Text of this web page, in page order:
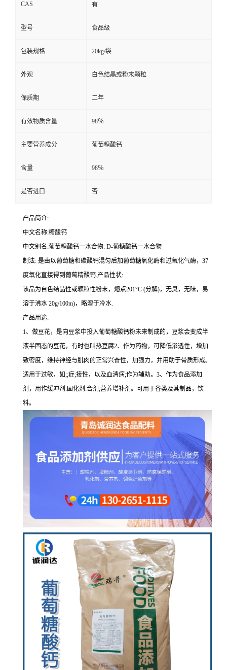
CAS 有
型号 食品级
包装规格 20kg/袋
外观 白色结晶或粉末颗粒
保质期 二年
有效物质含量 98％
主要营养成分 葡萄糖酸钙
含量 98％
是否进口 否
产品简介:
中文名称:糖酸钙
中文别名:葡萄糖酸钙一水合物: D-葡糖酸钙一水合物
制法: 是由以葡萄糖和碳酸钙混匀后加葡萄糖氧化酶和过氧化气酶，37
度氧化直接得到葡萄精酸钙.产品性状:
该品为自色结晶性或颗粒性粉末，熔点201°C (分解)，无臭，无味，易
溶于沸水 20g/100m)，略溶于冷水.
产品用途:
1、做豆花，是向豆浆中投入葡萄糖酸钙粉未来制成的，豆浆会变成半
液半固态的豆花，有时也叫热豆腐2、作为药物，可降低渗透性，增加
致密度，维持神经与肌肉的正常兴奋性，加强力，并用助于骨质形成。
适用于过敏，如;;症;接性，以及血清病;作为辅助。3、作为食品添加
剂，用作缓冲剂:固化剂:合剂;营养增补剂。可用于谷类及其制品，饮
料。